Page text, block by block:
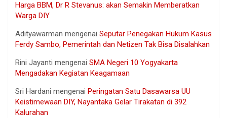
Harga BBM, Dr R Stevanus: akan Semakin Memberatkan
Warga DIY
Adityawarman mengenai Seputar Penegakan Hukum Kasus
Ferdy Sambo, Pemerintah dan Netizen Tak Bisa Disalahkan
Rini Jayanti mengenai SMA Negeri 10 Yogyakarta
Mengadakan Kegiatan Keagamaan
Sri Hardani mengenai Peringatan Satu Dasawarsa UU
Keistimewaan DIY, Nayantaka Gelar Tirakatan di 392
Kalurahan